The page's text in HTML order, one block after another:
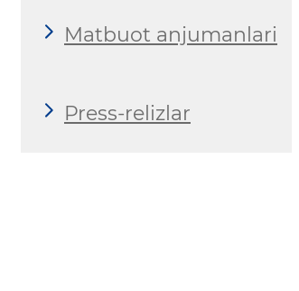
Matbuot anjumanlari
Press-relizlar